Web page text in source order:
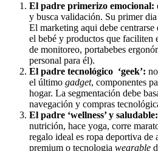
El padre primerizo emocional:
y busca validación. Su primer
El marketing aqui debe
el bebé y productos que faciliten
de monitoreo, portabebes
personal para él).
El padre tecnológico ‘geek’:
el último gadget, componentes
hogar. La segmentación debe
navegación y compras
El padre ‘wellness’ y saludable:
nutrición, hace yoga, corre
regalo ideal es ropa deportiva de
premium o tecnologia wearable